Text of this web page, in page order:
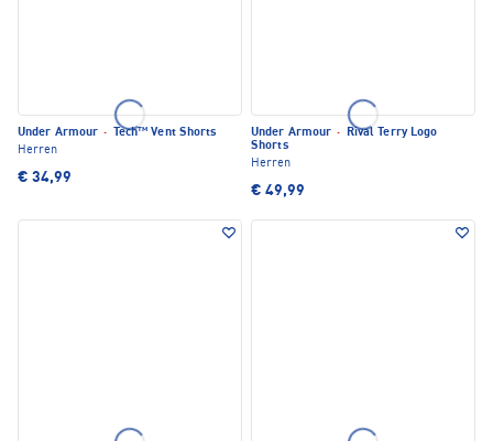
Under Armour ·
Tech™ Vent Shorts
Herren
€ 34,99
Under Armour ·
Rival Terry Logo
Shorts
Herren
€ 49,99